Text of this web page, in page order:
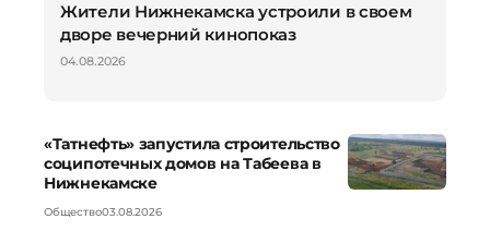
Жители Нижнекамска устроили в своем
дворе вечерний кинопоказ
04.08.2026
«Татнефть» запустила строительство
соципотечных домов на Табеева в
Нижнекамске
Общество03.08.2026